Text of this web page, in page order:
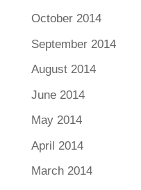
October 2014
September 2014
August 2014
June 2014
May 2014
April 2014
March 2014